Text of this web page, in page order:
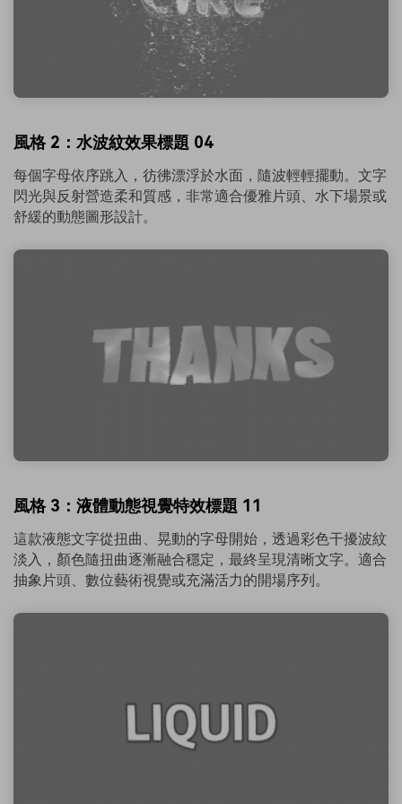
風格 2：水波紋效果標題 04
每個字母依序跳入，彷彿漂浮於水面，隨波輕輕擺動。文字
閃光與反射營造柔和質感，非常適合優雅片頭、水下場景或
舒緩的動態圖形設計。
風格 3：液體動態視覺特效標題 11
這款液態文字從扭曲、晃動的字母開始，透過彩色干擾波紋
淡入，顏色隨扭曲逐漸融合穩定，最終呈現清晰文字。適合
抽象片頭、數位藝術視覺或充滿活力的開場序列。